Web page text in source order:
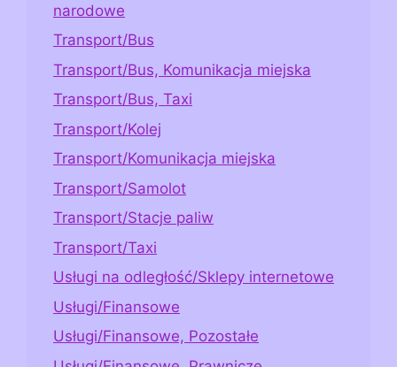
narodowe
Transport/Bus
Transport/Bus, Komunikacja miejska
Transport/Bus, Taxi
Transport/Kolej
Transport/Komunikacja miejska
Transport/Samolot
Transport/Stacje paliw
Transport/Taxi
Usługi na odległość/Sklepy internetowe
Usługi/Finansowe
Usługi/Finansowe, Pozostałe